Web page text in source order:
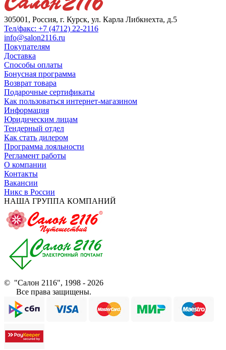
305001, Россия, г. Курск, ул. Карла Либкнехта, д.5
Тел/факс: +7 (4712) 22-2116
info@salon2116.ru
Покупателям
Доставка
Способы оплаты
Бонусная программа
Возврат товара
Подарочные сертификаты
Как пользоваться интернет-магазином
Информация
Юридическим лицам
Тендерный отдел
Как стать дилером
Программа лояльности
Регламент работы
О компании
Контакты
Вакансии
Никс в России
НАША ГРУППА КОМПАНИЙ
© "Салон 2116", 1998 - 2026
Все права защищены.